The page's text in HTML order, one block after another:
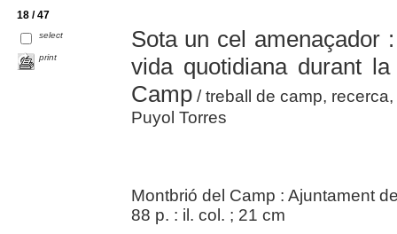
18 / 47
select
print
Sota un cel amenaçador
vida quotidiana durant
Camp/ treball de camp,
Puyol Torres
Montbrió del Camp : Ajuntament
88 p. : il. col. ; 21 cm